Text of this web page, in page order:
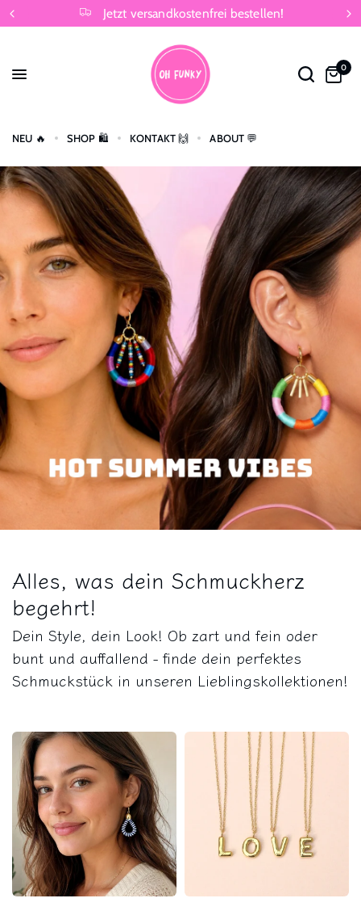
Jetzt versandkostenfrei bestellen!
0
NEU 🔥 SHOP 🛍️ KONTAKT 🙌 ABOUT 💬
Alles, was dein Schmuckherz
begehrt!
Dein Style, dein Look! Ob zart und fein oder
bunt und auffallend - finde dein perfektes
Schmuckstück in unseren Lieblingskollektionen!